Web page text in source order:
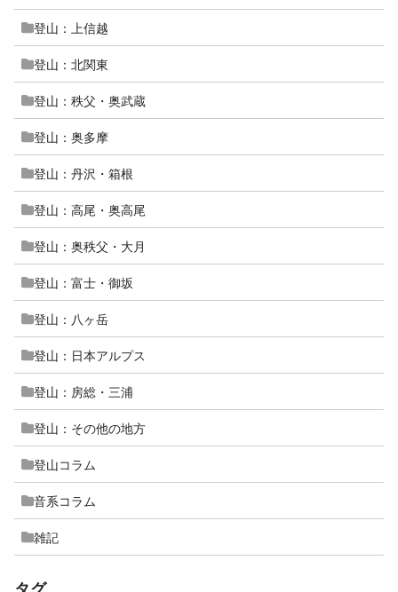
登山：上信越
登山：北関東
登山：秩父・奥武蔵
登山：奥多摩
登山：丹沢・箱根
登山：高尾・奥高尾
登山：奥秩父・大月
登山：富士・御坂
登山：八ヶ岳
登山：日本アルプス
登山：房総・三浦
登山：その他の地方
登山コラム
音系コラム
雑記